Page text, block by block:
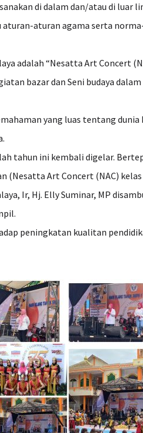
di dalam dan/atau di luar
aturan agama serta
adalah “Nesatta Art Concert
bazar dan Seni budaya
yang luas tentang
tahun ini kembali digelar.
(Nesatta Art Concert (NAC) kelas
Ir, Hj. Elly Suminar, MP
peningkatan kualitan